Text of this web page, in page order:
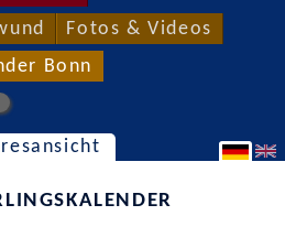
Fotos & Videos
Bonn